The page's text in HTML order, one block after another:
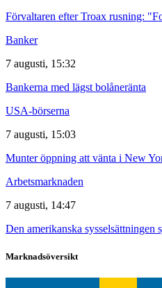
Förvaltaren efter Troax rusning:
Banker
7 augusti, 15:32
Bankerna med lägst bolåneränta
USA-börserna
7 augusti, 15:03
Munter öppning att vänta i New
Arbetsmarknaden
7 augusti, 14:47
Den amerikanska sysselsättningen
Marknadsöversikt